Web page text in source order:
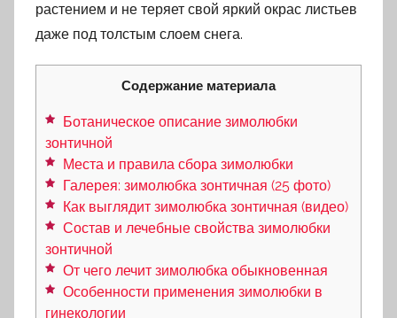
растением и не теряет свой яркий окрас листьев
даже под толстым слоем снега.
Содержание материала
Ботаническое описание зимолюбки
зонтичной
Места и правила сбора зимолюбки
Галерея: зимолюбка зонтичная (25 фото)
Как выглядит зимолюбка зонтичная (видео)
Состав и лечебные свойства зимолюбки
зонтичной
От чего лечит зимолюбка обыкновенная
Особенности применения зимолюбки в
гинекологии